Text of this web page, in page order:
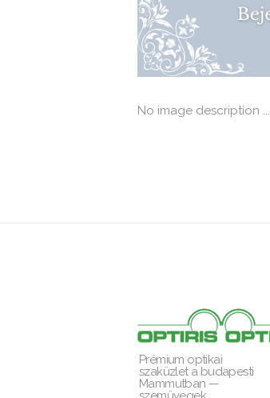
No image description ...
Prémium optikai
szaküzlet a budapesti
Mammutban —